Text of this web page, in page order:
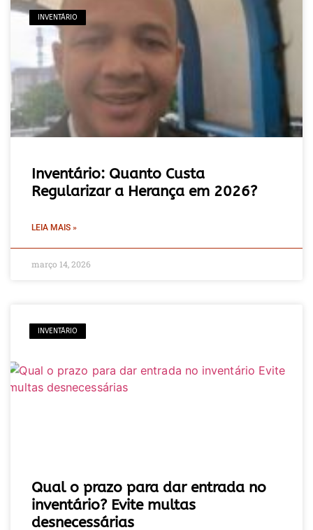
INVENTÁRIO
Inventário: Quanto Custa
Regularizar a Herança em 2026?
LEIA MAIS »
março 14, 2026
INVENTÁRIO
Qual o prazo para dar entrada no
inventário? Evite multas
desnecessárias